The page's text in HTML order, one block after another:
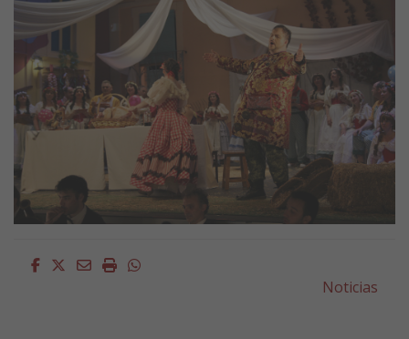
Facebook
Twitter
EmailImprimirWhatsapp
Noticias